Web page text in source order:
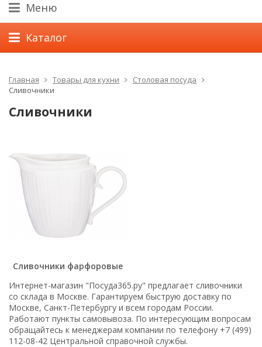
Меню
Каталог
Главная Товары для кухни
Столовая посуда
Сливочники
Сливочники
Сливочники фарфоровые
Интернет-магазин "Посуда365.ру" предлагает сливочники
со склада в Москве. Гарантируем быструю доставку по
Москве, Санкт-Петербургу и всем городам России.
Работают пункты самовывоза. По интересующим вопросам
обращайтесь к менеджерам компании по телефону +7 (499)
112-08-42 Центральной справочной службы.